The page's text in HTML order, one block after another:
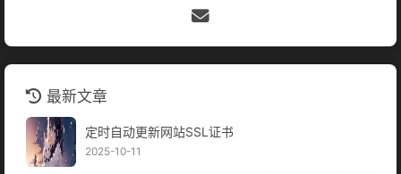
最新文章
定时自动更新网站SSL证书
2025-10-11